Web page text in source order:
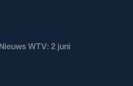
Nieuws WTV: 2 juni